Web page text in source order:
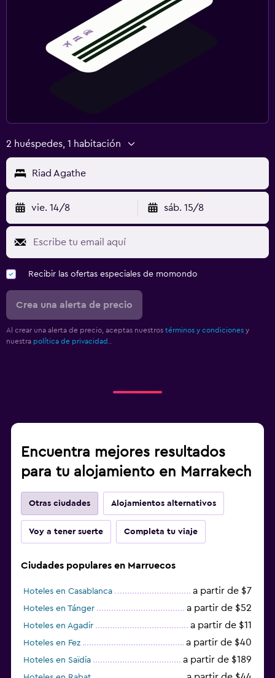
2 huéspedes, 1 habitación
Riad Agathe
vie. 14/8 sáb. 15/8
Recibir las ofertas especiales de momondo
Crea una alerta de precio
Al crear una alerta de precio, aceptas nuestros términos y condiciones y
nuestra política de privacidad.
Encuentra mejores resultados
para tu alojamiento en Marrakech
Otras ciudades Alojamientos alternativos
Voy a tener suerte Completa tu viaje
Ciudades populares en Marruecos
Hoteles en Casablanca a partir de $7
Hoteles en Tánger a partir de $52
Hoteles en Agadir a partir de $11
Hoteles en Fez a partir de $40
Hoteles en Saïdia a partir de $189